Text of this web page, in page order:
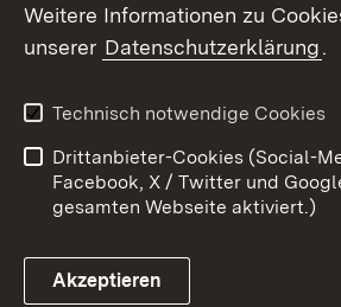
Link zum Landesportal
Kontakt
Barrierefreiheit
Impressum Cookies
Weitere Informationen zu
unserer Datenschutzerklärung.
Technisch notwendige Cookies
Drittanbieter-Cookies (Social-
Facebook, X / Twitter und
gesamten Webseite aktiviert.)
Akzeptieren